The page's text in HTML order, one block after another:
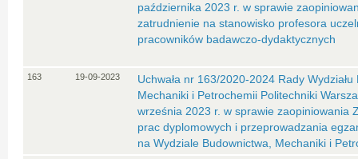
października 2023 r. w sprawie
zatrudnienie na stanowisko profesora
pracowników badawczo-dydaktycznych
163 19-09-2023
Uchwała nr 163/2020-2024 Rady
Mechaniki i Petrochemii Politechniki
września 2023 r. w sprawie zaopiniowania
prac dyplomowych i przeprowadzania
na Wydziale Budownictwa, Mechaniki i